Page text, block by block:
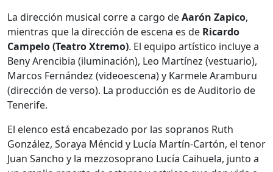
La dirección musical corre a cargo deAarón Zapico,
mientras que la dirección de escena es de Ricardo
Campelo (Teatro Xtremo). El equipo artístico incluye a
Beny Arencibia (iluminación), Leo Martínez (vestuario),
Marcos Fernández (videoescena) y Karmele Aramburu
(dirección de verso). La producción es de Auditorio de
Tenerife.
El elenco está encabezado por las sopranos Ruth
González, Soraya Méncid y Lucía Martín-Cartón, el tenor
Juan Sancho y la mezzosoprano Lucía Caihuela, junto a